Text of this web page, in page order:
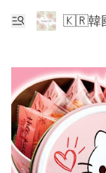
🇰🇷韓